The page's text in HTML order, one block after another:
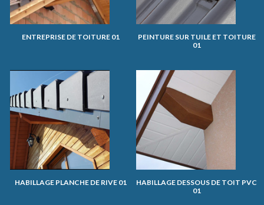
ENTREPRISE DE TOITURE 01
PEINTURE SUR TUILE ET TOITURE
01
HABILLAGE PLANCHE DE RIVE 01
HABILLAGE DESSOUS DE TOIT PVC
01